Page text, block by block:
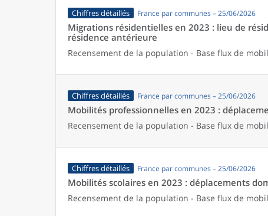
Chiffres détaillés France par communes – 25/06/2026
Migrations résidentielles en 2023 : lieu de
résidence antérieure
Recensement de la population - Base flux de
Chiffres détaillés France par communes – 25/06/2026
Mobilités professionnelles en 2023 :
Recensement de la population - Base flux de
Chiffres détaillés France par communes – 25/06/2026
Mobilités scolaires en 2023 : déplacements
Recensement de la population - Base flux de